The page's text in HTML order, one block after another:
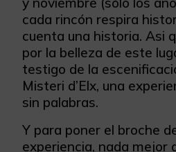
cada rincón respira
cuenta una historia. Asi
por la belleza de este
testigo de la
Misteri d’Elx, una
sin palabras.
Y para poner el broche
experiencia, nada mejor